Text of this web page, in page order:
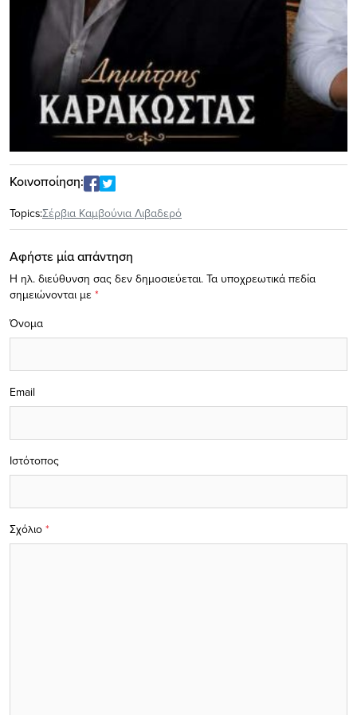
Κοινοποίηση:
Topics:Σέρβια Καμβούνια Λιβαδερό
Αφήστε μία απάντηση
Η ηλ. διεύθυνση σας δεν δημοσιεύεται. Τα υποχρεωτικά πεδία
σημειώνονται με *
Σχόλιο *
Όνομα
Email
Ιστότοπος